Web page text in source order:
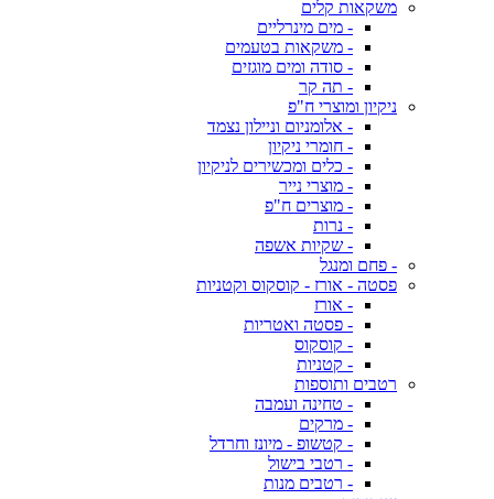
משקאות קלים
- מים מינרליים
- משקאות בטעמים
- סודה ומים מוגזים
- תה קר
ניקיון ומוצרי ח"פ
- אלומניום וניילון נצמד
- חומרי ניקיון
- כלים ומכשירים לניקיון
- מוצרי נייר
- מוצרים ח"פ
- נרות
- שקיות אשפה
- פחם ומנגל
פסטה - אורז - קוסקוס וקטניות
- אורז
- פסטה ואטריות
- קוסקוס
- קטניות
רטבים ותוספות
- טחינה ועמבה
- מרקים
- קטשופ - מיונז וחרדל
- רטבי בישול
- רטבים מנות